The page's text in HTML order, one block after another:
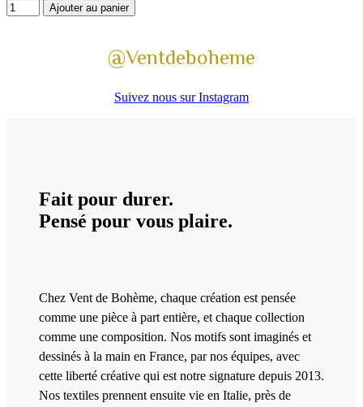
Ajouter au panier
@Ventdeboheme
Suivez nous sur Instagram
Fait pour durer.
Pensé pour vous plaire.
Chez Vent de Bohème, chaque création est pensée
comme une pièce à part entière, et chaque collection
comme une composition. Nos motifs sont imaginés et
dessinés à la main en France, par nos équipes, avec
cette liberté créative qui est notre signature depuis 2013.
Nos textiles prennent ensuite vie en Italie, près de